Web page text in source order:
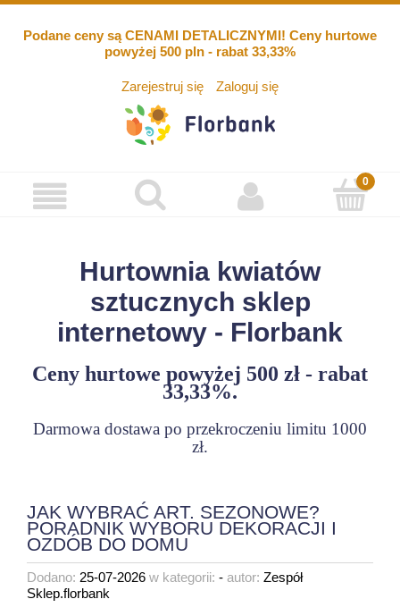
Podane ceny są CENAMI DETALICZNYMI! Ceny hurtowe
powyżej 500 pln - rabat 33,33%
Zarejestruj się Zaloguj się
Hurtownia kwiatów
sztucznych sklep
internetowy - Florbank
Ceny hurtowe powyżej 500 zł - rabat
33,33%.
Darmowa dostawa po przekroczeniu limitu 1000
zł.
JAK WYBRAĆ ART. SEZONOWE?
PORADNIK WYBORU DEKORACJI I
OZDÓB DO DOMU
Dodano: 25-07-2026 w kategorii: - autor: Zespół
Sklep.florbank